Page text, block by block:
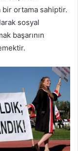
ortama sahiptir.
sosyal
başarının